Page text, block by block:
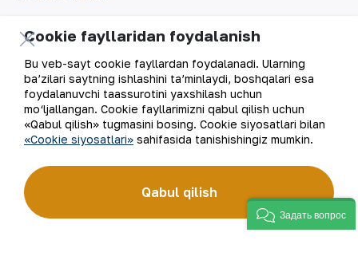
Kompaniya haqida
Bizning faoliyatimiz
Barqaror rivojlanish
Investorlarga
Matbout xizmati
Karyera
Aloqalar
Sayt xaritasi
Foydalanish shartlari
Cookie fayllaridan
Ochiq ma'lumotlar
Cookie fayllaridan foydalanish
Bu veb-sayt cookie fayllardan foydalanadi. Ularning
ba’zilari saytning ishlashini ta’minlaydi, boshqalari esa
foydalanuvchi taassurotini yaxshilash uchun
mo‘ljallangan. Cookie fayllarimizni qabul qilish uchun
«Qabul qilish» tugmasini bosing. Cookie siyosatlari bilan
«Cookie siyosatlari» sahifasida tanishishingiz mumkin.
Qabul qilish
Задать вопрос